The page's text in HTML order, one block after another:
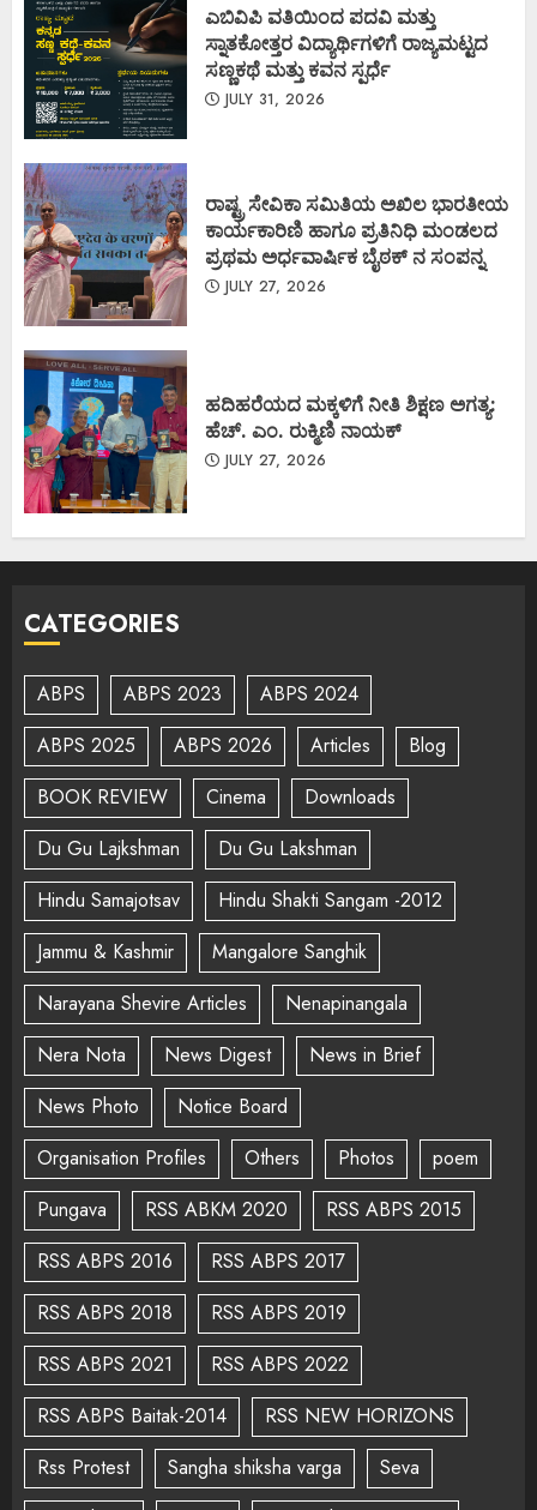
ಎಬಿವಿಪಿ ವತಿಯಿಂದ ಪದವಿ ಮತ್ತು
ಸ್ನಾತಕೋತ್ತರ ವಿದ್ಯಾರ್ಥಿಗಳಿಗೆ ರಾಜ್ಯಮಟ್ಟದ
ಸಣ್ಣಕಥೆ ಮತ್ತು ಕವನ ಸ್ಪರ್ಧೆ
JULY 31, 2026
ರಾಷ್ಟ್ರ ಸೇವಿಕಾ ಸಮಿತಿಯ ಅಖಿಲ ಭಾರತೀಯ
ಕಾರ್ಯಕಾರಿಣಿ ಹಾಗೂ ಪ್ರತಿನಿಧಿ ಮಂಡಲದ
ಪ್ರಥಮ ಅರ್ಧವಾರ್ಷಿಕ ಬೈಠಕ್ ನ ಸಂಪನ್ನ
JULY 27, 2026
ಹದಿಹರೆಯದ ಮಕ್ಕಳಿಗೆ ನೀತಿ ಶಿಕ್ಷಣ ಅಗತ್ಯ:
ಹೆಚ್. ಎಂ. ರುಕ್ಮಿಣಿ ನಾಯಕ್
JULY 27, 2026
CATEGORIES
ABPS ABPS 2023
ABPS 2024
ABPS 2025
ABPS 2026 Articles
Blog
BOOK REVIEW
Cinema
Downloads
Du Gu Lajkshman
Du Gu Lakshman
Hindu Samajotsav
Hindu Shakti Sangam -2012
Jammu & Kashmir
Mangalore Sanghik
Narayana Shevire Articles
Nenapinangala
Nera Nota
News Digest
News in Brief
News Photo
Notice Board
Organisation Profiles
Others Photos
poem
Pungava
RSS ABKM 2020
RSS ABPS 2015
RSS ABPS 2016
RSS ABPS 2017
RSS ABPS 2018
RSS ABPS 2019
RSS ABPS 2021
RSS ABPS 2022
RSS ABPS Baitak-2014
RSS NEW HORIZONS
Rss Protest
Sangha shiksha varga
Seva